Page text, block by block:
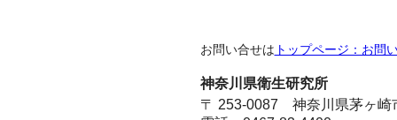
お問い合せは トップページ：お問
神奈川県衛生研究所
〒 253-0087 神奈川県茅ヶ崎